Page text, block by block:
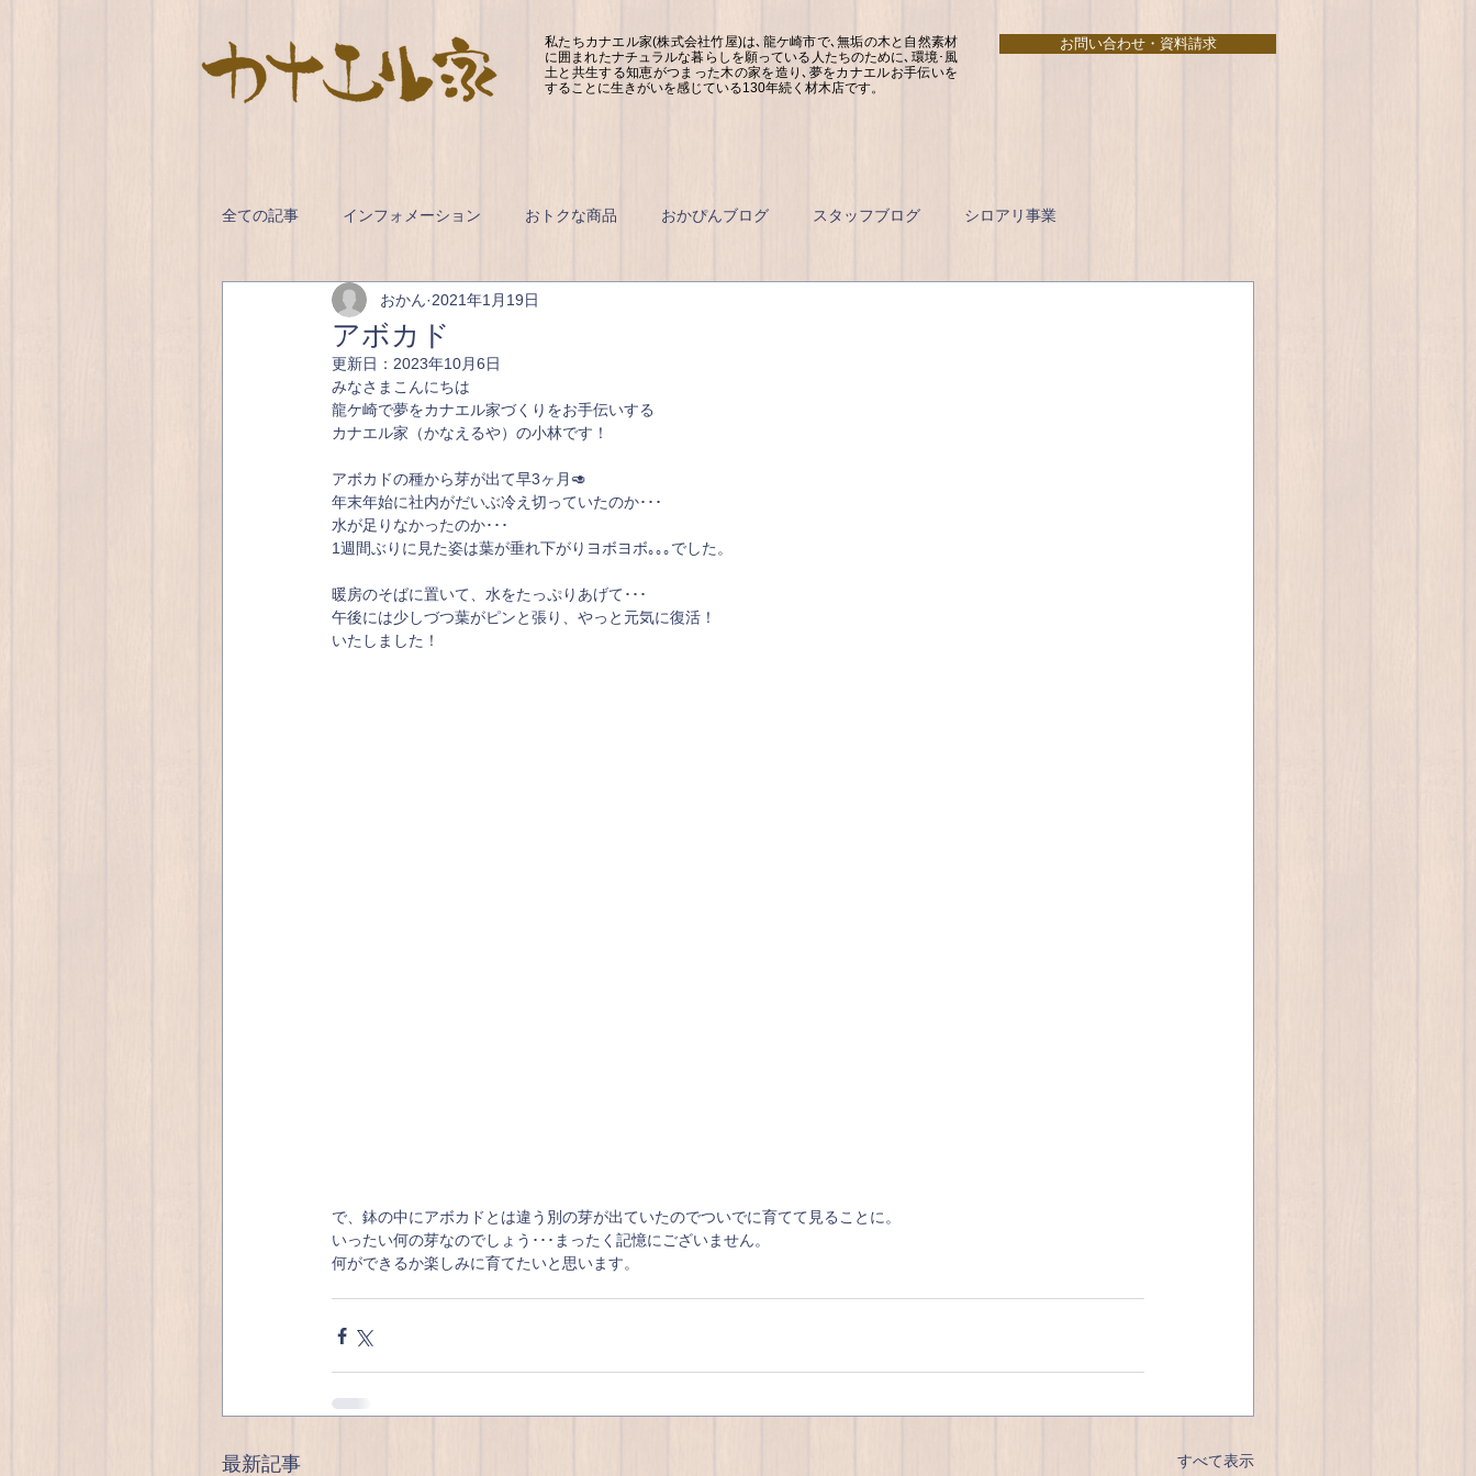
私たちカナエル家(株式会社竹屋)は､龍ケ崎市で､無垢の木と自然素材
に囲まれたナチュラルな暮らしを願っている人たちのために､環境･風
土と共生する知恵がつまった木の家を造り､夢をカナエルお手伝いを
することに生きがいを感じている130年続く材木店です。
お問い合わせ・資料請求
全ての記事 インフォメーション おトクな商品 おかぴんブログ スタッフブログ シロアリ事業
アボカド
おかん 2021年1月19日
更新日： 2023年10月6日
みなさまこんにちは
龍ケ崎で夢をカナエル家づくりをお手伝いする
カナエル家（かなえるや）の小林です！
アボカドの種から芽が出て早3ヶ月🥑
年末年始に社内がだいぶ冷え切っていたのか･･･
水が足りなかったのか･･･
1週間ぶりに見た姿は葉が垂れ下がりヨボヨボ｡｡｡でした。
暖房のそばに置いて、水をたっぷりあげて･･･
午後には少しづつ葉がピンと張り、やっと元気に復活！
いたしました！
で、鉢の中にアボカドとは違う別の芽が出ていたのでついでに育てて見ることに。
いったい何の芽なのでしょう･･･まったく記憶にございません。
何ができるか楽しみに育てたいと思います。
最新記事 すべて表示